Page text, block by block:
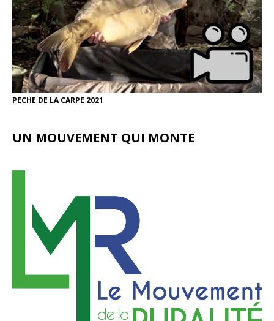
PECHE DE LA CARPE 2021
UN MOUVEMENT QUI MONTE